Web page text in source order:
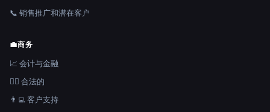
📞 销售推广和潜在客户
💼商务
📈 会计与金融
👩‍⚖️ 合法的
👨‍💻 客户支持